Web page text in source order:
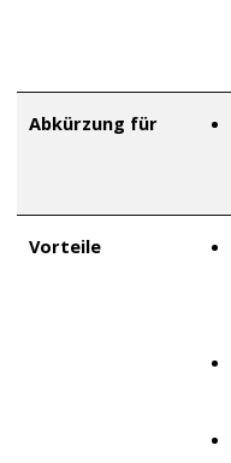
Abkürzung für
Vorteile